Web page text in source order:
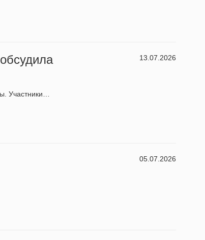
13.07.2026
Участники…
05.07.2026